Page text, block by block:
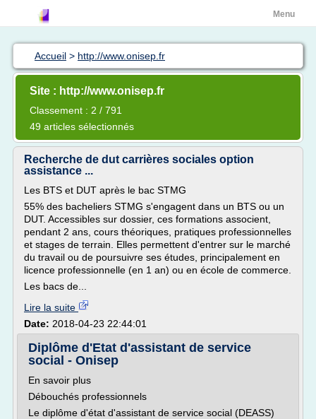
Menu
Accueil > http://www.onisep.fr
Site : http://www.onisep.fr
Classement : 2 / 791
49 articles sélectionnés
Recherche de dut carrières sociales option
assistance ...
Les BTS et DUT après le bac STMG
55% des bacheliers STMG s'engagent dans un BTS ou un
DUT. Accessibles sur dossier, ces formations associent,
pendant 2 ans, cours théoriques, pratiques professionnelles
et stages de terrain. Elles permettent d'entrer sur le marché
du travail ou de poursuivre ses études, principalement en
licence professionnelle (en 1 an) ou en école de commerce.
Les bacs de...
Lire la suite
Date: 2018-04-23 22:44:01
Diplôme d'Etat d'assistant de service
social - Onisep
En savoir plus
Débouchés professionnels
Le diplôme d'état d'assistant de service social (DEASS)